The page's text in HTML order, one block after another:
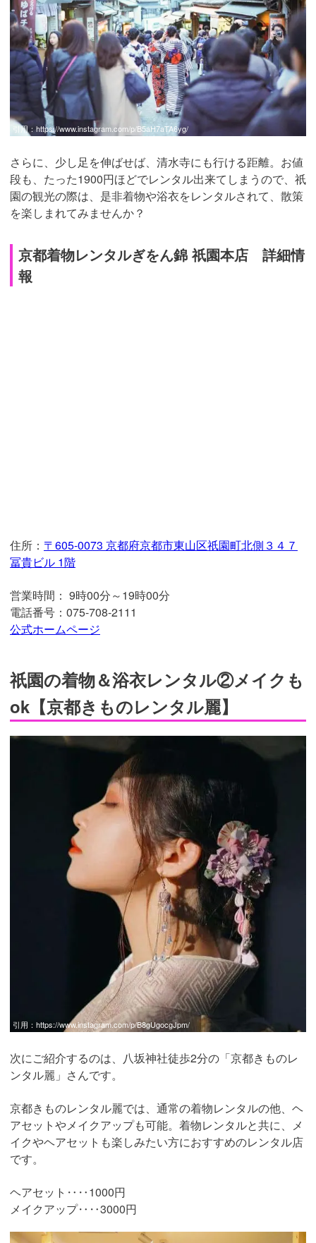
引用： https://www.instagram.com/p/B5aH7aTA6yg/
さらに、少し足を伸ばせば、清水寺にも行ける距離。お値
段も、たった1900円ほどでレンタル出来てしまうので、祇
園の観光の際は、是非着物や浴衣をレンタルされて、散策
を楽しまれてみませんか？
京都着物レンタルぎをん錦 祇園本店 詳細情
報
住所： 〒605-0073 京都府京都市東山区祇園町北側３４７
冨貴ビル 1階
営業時間： 9時00分～19時00分
電話番号：075-708-2111
公式ホームページ
祇園の着物＆浴衣レンタル②メイクも
ok【京都きものレンタル麗】
引用： https://www.instagram.com/p/B8gUgocgJpm/
次にご紹介するのは、八坂神社徒歩2分の「京都きものレ
ンタル麗」さんです。
京都きものレンタル麗では、通常の着物レンタルの他、ヘ
アセットやメイクアップも可能。着物レンタルと共に、メ
イクやヘアセットも楽しみたい方におすすめのレンタル店
です。
ヘアセット‥‥1000円
メイクアップ‥‥3000円